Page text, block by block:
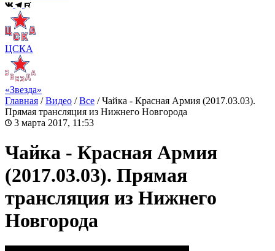
ЦСКА
«Звезда»
Главная /Видео /Все /Чайка - Красная Армия (2017.03.03).
Прямая трансляция из Нижнего Новгорода
3 марта 2017, 11:53
Чайка - Красная Армия
(2017.03.03). Прямая
трансляция из Нижнего
Новгорода